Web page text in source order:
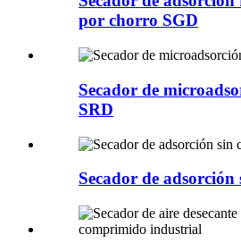
por chorro SGD
Secador de
SRD
Secador de